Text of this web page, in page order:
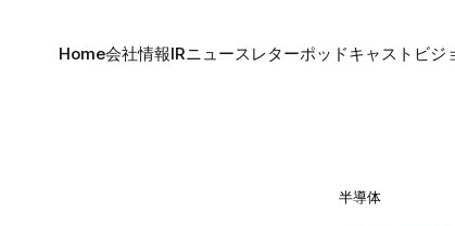
Home会社情報IRニュースレターポッドキャスト ビジ
半導体